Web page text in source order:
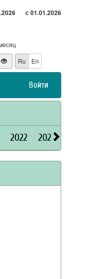
с 01.01.2026
Ru
En
Войти
2022 2021